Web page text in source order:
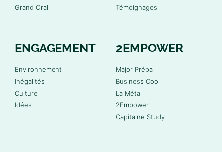
Grand Oral
Témoignages
ENGAGEMENT
Environnement
Inégalités
Culture
Idées
2EMPOWER
Major Prépa
Business Cool
La Méta
2Empower
Capitaine Study